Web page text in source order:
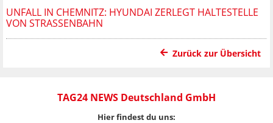
UNFALL IN CHEMNITZ: HYUNDAI ZERLEGT HALTESTELLE
VON STRASSENBAHN
Zurück zur Übersicht
TAG24 NEWS Deutschland GmbH
Hier findest du uns: